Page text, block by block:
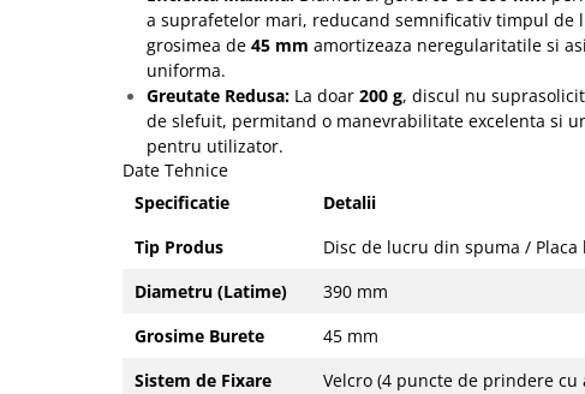
a suprafetelor mari, reducand semnificativ timpul de
grosimea de 45 mm amortizeaza neregularitatile si
uniforma.
Greutate Redusa: La doar 200 g, discul nu
de slefuit, permitand o manevrabilitate excelenta si
pentru utilizator.
Date Tehnice
Specificatie
Detalii
Tip Produs
Disc de lucru din spuma /
Diametru (Latime)
390 mm
Grosime Burete
45 mm
Sistem de Fixare
Velcro (4 puncte de prindere cu